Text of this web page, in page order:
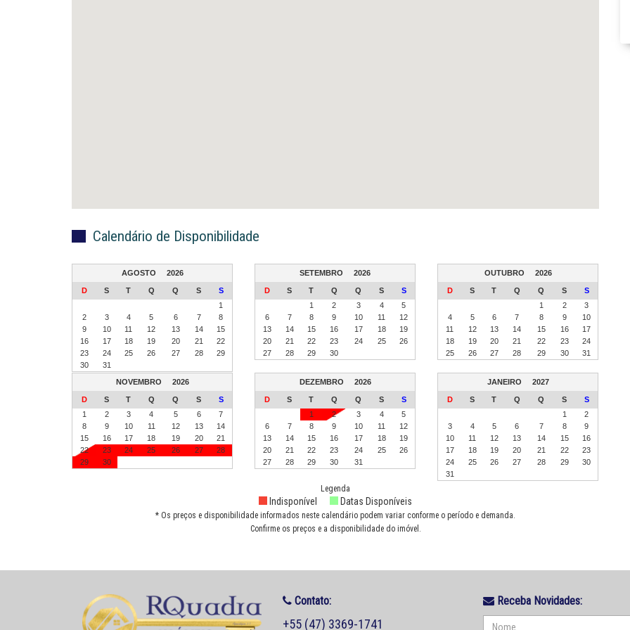
Calendário de Disponibilidade
AGOSTO 2026
D S T Q Q S
S
1
2
3 4 5 6 7
8
9
10 11 12 13 14
15
16
17 18 19 20 21
22
23
24 25 26 27 28
29
30
31
SETEMBRO2026
D S T Q Q S
S
1
2 3 4
5
6
7 8 9 10 11
12
13
14 15 16 17 18
19
20
21 22 23 24 25
26
27
28 29 30
OUTUBRO 2026
D S T Q Q S
S
1
2
3
4
5 6 7 8 9
10
11
12 13 14 15 16
17
18
19 20 21 22 23
24
25
26 27 28 29 30 31
NOVEMBRO 2026
D S T Q Q S
S
1
2 3 4 5 6
7
8
9 10 11 12 13
14
15
16 17 18 19 20
21
22
23 24 25 26 27
28
29
30
DEZEMBRO 2026
D S T Q Q S
S
1
2 3 4
5
6
7 8 9 10 11
12
13
14 15 16 17 18
19
20
21 22 23 24 25
26
27
28 29 30 31
JANEIRO 2027
D S T Q Q S
S
1
2
3
4 5 6 7 8
9
10
11 12 13 14 15
16
17
18 19 20 21 22
23
24
25 26 27 28 29
30
31
Legenda
Indisponível Datas Disponíveis
* Os preços e disponibilidade informados neste calendário podem variar conforme o período e demanda.
Confirme os preços e a disponibilidade do imóvel.
Contato:
+55 (47) 3369-1741
Receba Novidades: